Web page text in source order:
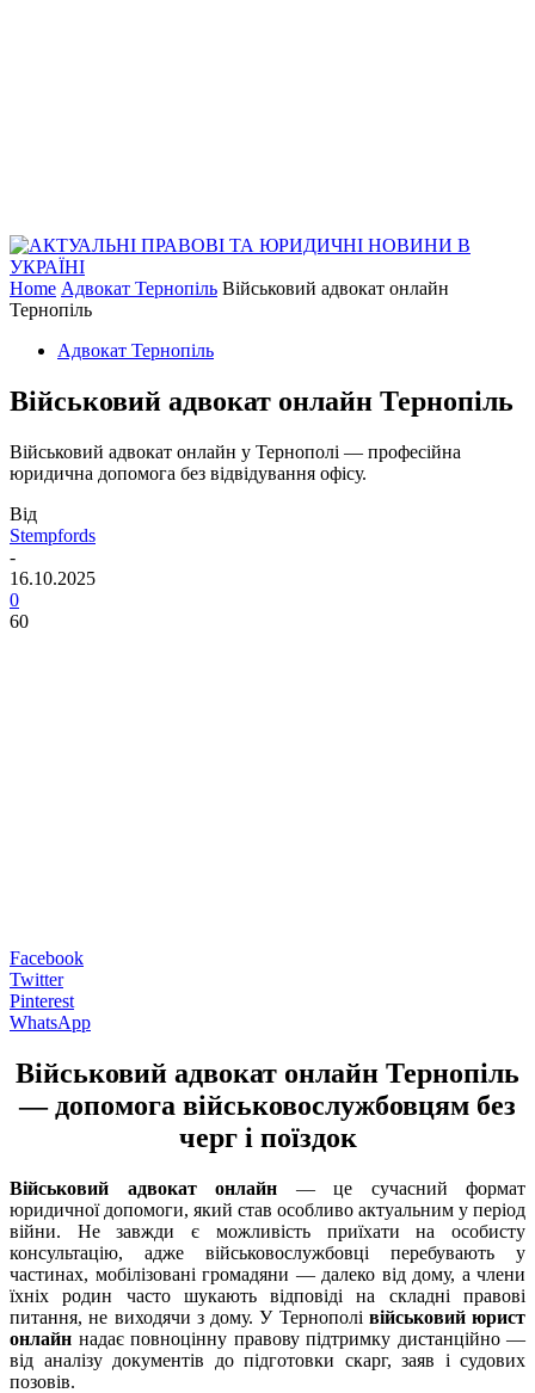
Home Адвокат Тернопіль Військовий адвокат онлайн
Тернопіль
Адвокат Тернопіль
Військовий адвокат онлайн Тернопіль
Військовий адвокат онлайн у Тернополі — професійна
юридична допомога без відвідування офісу.
Від
Stempfords
-
16.10.2025
0
60
Facebook
Twitter
Pinterest
WhatsApp
Військовий адвокат онлайн Тернопіль
— допомога військовослужбовцям без
черг і поїздок
Військовий адвокат онлайн — це сучасний формат
юридичної допомоги, який став особливо актуальним у період
війни. Не завжди є можливість приїхати на особисту
консультацію, адже військовослужбовці перебувають у
частинах, мобілізовані громадяни — далеко від дому, а члени
їхніх родин часто шукають відповіді на складні правові
питання, не виходячи з дому. У Тернополі військовий юрист
онлайн надає повноцінну правову підтримку дистанційно —
від аналізу документів до підготовки скарг, заяв і судових
позовів.